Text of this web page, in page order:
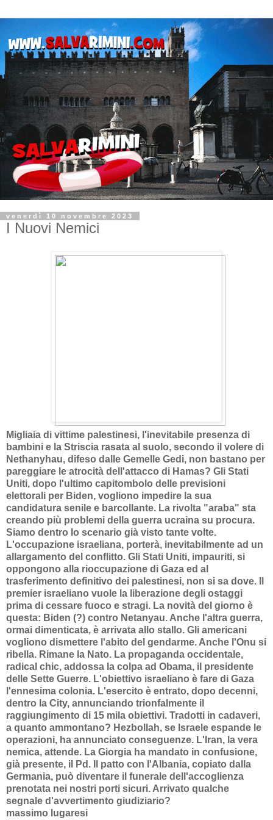
venerdì 10 novembre 2023
I Nuovi Nemici
Migliaia di vittime palestinesi, l'inevitabile presenza di
bambini e la Striscia rasata al suolo, secondo il volere di
Nethanyhau, difeso dalle Gemelle Gedi, non bastano per
pareggiare le atrocità dell'attacco di Hamas? Gli Stati
Uniti, dopo l'ultimo capitombolo delle previsioni
elettorali per Biden, vogliono impedire la sua
candidatura senile e barcollante. La rivolta "araba" sta
creando più problemi della guerra ucraina su procura.
Siamo dentro lo scenario già visto tante volte.
L'occupazione israeliana, porterà, inevitabilmente ad un
allargamento del conflitto. Gli Stati Uniti, impauriti, si
oppongono alla rioccupazione di Gaza ed al
trasferimento definitivo dei palestinesi, non si sa dove. Il
premier israeliano vuole la liberazione degli ostaggi
prima di cessare fuoco e stragi. La novità del giorno è
questa: Biden (?) contro Netanyau. Anche l'altra guerra,
ormai dimenticata, è arrivata allo stallo. Gli americani
vogliono dismettere l'abito del gendarme. Anche l'Onu si
ribella. Rimane la Nato. La propaganda occidentale,
radical chic, addossa la colpa ad Obama, il presidente
delle Sette Guerre. L'obiettivo israeliano è fare di Gaza
l'ennesima colonia. L'esercito è entrato, dopo decenni,
dentro la City, annunciando trionfalmente il
raggiungimento di 15 mila obiettivi. Tradotti in cadaveri,
a quanto ammontano? Hezbollah, se Israele espande le
operazioni, ha annunciato conseguenze. L'Iran, la vera
nemica, attende. La Giorgia ha mandato in confusione,
già presente, il Pd. Il patto con l'Albania, copiato dalla
Germania, può diventare il funerale dell'accoglienza
prenotata nei nostri porti sicuri. Arrivato qualche
segnale d'avvertimento giudiziario?
massimo lugaresi